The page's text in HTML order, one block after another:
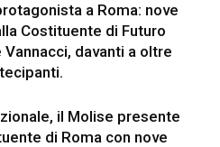
a Roma: nove
Costituente di Futuro
Vannacci, davanti a oltre
il Molise presente
di Roma con nove